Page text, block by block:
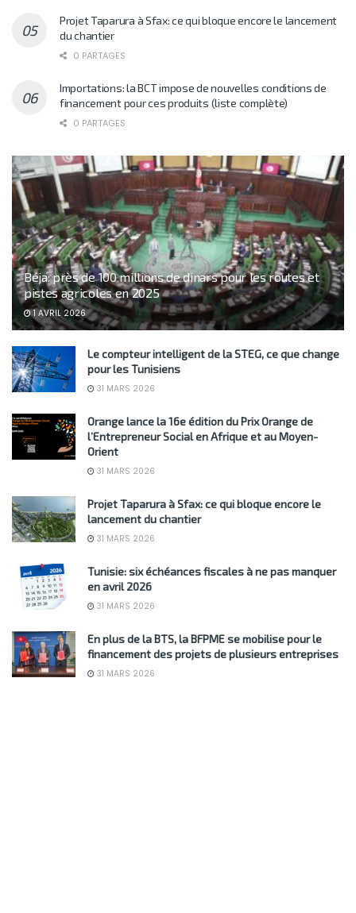
Projet Taparura à Sfax: ce qui bloque encore le lancement
du chantier
0 PARTAGES
Importations: la BCT impose de nouvelles conditions de
financement pour ces produits (liste complète)
0 PARTAGES
Béja: près de 100 millions de dinars pour les routes et
pistes agricoles en 2025
1 AVRIL 2026
Le compteur intelligent de la STEG, ce que change
pour les Tunisiens
31 MARS 2026
Orange lance la 16e édition du Prix Orange de
l’Entrepreneur Social en Afrique et au Moyen-
Orient
31 MARS 2026
Projet Taparura à Sfax: ce qui bloque encore le
lancement du chantier
31 MARS 2026
Tunisie: six échéances fiscales à ne pas manquer
en avril 2026
31 MARS 2026
En plus de la BTS, la BFPME se mobilise pour le
financement des projets de plusieurs entreprises
31 MARS 2026